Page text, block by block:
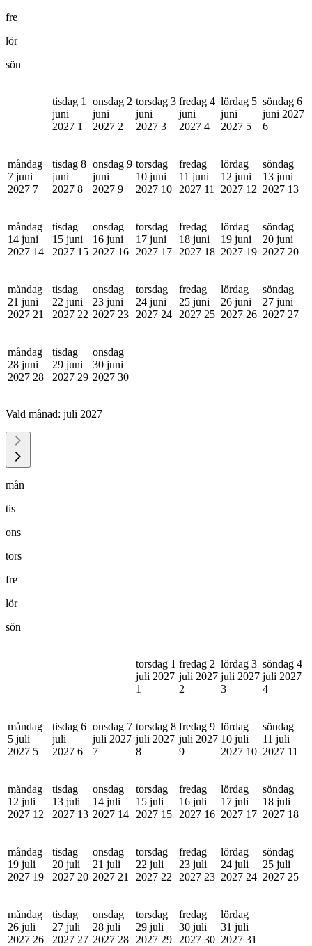
fre
lör
sön
tisdag 1
juni
2027 1
onsdag 2
juni
2027 2
torsdag 3
juni
2027 3
fredag 4
juni
2027 4
lördag 5
juni
2027 5
söndag 6
juni 2027
6
måndag
7 juni
2027 7
tisdag 8
juni
2027 8
onsdag 9
juni
2027 9
torsdag
10 juni
2027 10
fredag
11 juni
2027 11
lördag
12 juni
2027 12
söndag
13 juni
2027 13
måndag
14 juni
2027 14
tisdag
15 juni
2027 15
onsdag
16 juni
2027 16
torsdag
17 juni
2027 17
fredag
18 juni
2027 18
lördag
19 juni
2027 19
söndag
20 juni
2027 20
måndag
21 juni
2027 21
tisdag
22 juni
2027 22
onsdag
23 juni
2027 23
torsdag
24 juni
2027 24
fredag
25 juni
2027 25
lördag
26 juni
2027 26
söndag
27 juni
2027 27
måndag
28 juni
2027 28
tisdag
29 juni
2027 29
onsdag
30 juni
2027 30
Vald månad: juli 2027
mån
tis
ons
tors
fre
lör
sön
torsdag 1
juli 2027
1
fredag 2
juli 2027
2
lördag 3
juli 2027
3
söndag 4
juli 2027
4
måndag
5 juli
2027 5
tisdag 6
juli
2027 6
onsdag 7
juli 2027
7
torsdag 8
juli 2027
8
fredag 9
juli 2027
9
lördag
10 juli
2027 10
söndag
11 juli
2027 11
måndag
12 juli
2027 12
tisdag
13 juli
2027 13
onsdag
14 juli
2027 14
torsdag
15 juli
2027 15
fredag
16 juli
2027 16
lördag
17 juli
2027 17
söndag
18 juli
2027 18
måndag
19 juli
2027 19
tisdag
20 juli
2027 20
onsdag
21 juli
2027 21
torsdag
22 juli
2027 22
fredag
23 juli
2027 23
lördag
24 juli
2027 24
söndag
25 juli
2027 25
måndag
26 juli
2027 26
tisdag
27 juli
2027 27
onsdag
28 juli
2027 28
torsdag
29 juli
2027 29
fredag
30 juli
2027 30
lördag
31 juli
2027 31